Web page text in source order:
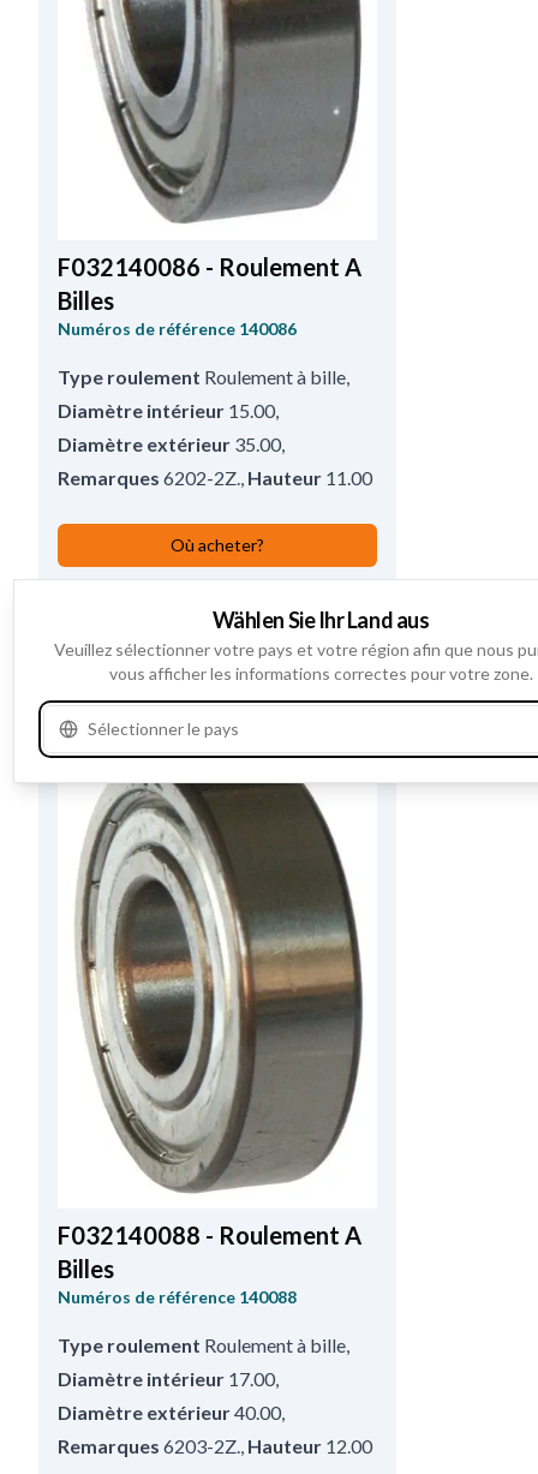
F032140086 - Roulement A
Billes
Numéros de référence 140086
Type roulement Roulement à bille
Diamètre intérieur 15.00,
Diamètre extérieur 35.00,
Remarques 6202-2Z. Hauteur 11.00
Où acheter?
Voir les spécifications du produit
Variantes 2
F032140088 - Roulement A
Billes
Numéros de référence 140088
Type roulement Roulement à bille
Diamètre intérieur 17.00,
Diamètre extérieur40.00,
Remarques 6203-2Z. Hauteur 12.00
Wählen Sie Ihr Land aus
Veuillez sélectionner votre pays et votre région afin que nous
vous afficher les informations correctes pour votre zone.
Sélectionner le pays